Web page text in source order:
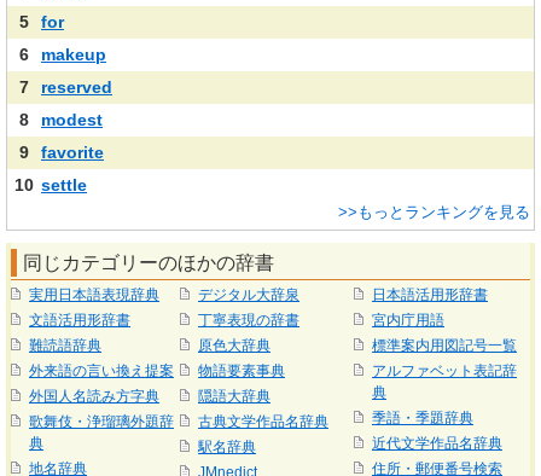
5
for
6
makeup
7
reserved
8
modest
9
favorite
10 settle
>>もっとランキングを見る
同じカテゴリーのほかの辞書
実用日本語表現辞典
文語活用形辞書
難読語辞典
外来語の言い換え提案
外国人名読み方字典
歌舞伎・浄瑠璃外題辞
典
地名辞典
デジタル大辞泉
丁寧表現の辞書
原色大辞典
物語要素事典
隠語大辞典
古典文学作品名辞典
駅名辞典
JMnedict
日本語活用形辞書
宮内庁用語
標準案内用図記号一覧
アルファベット表記辞
典
季語・季題辞典
近代文学作品名辞典
住所・郵便番号検索